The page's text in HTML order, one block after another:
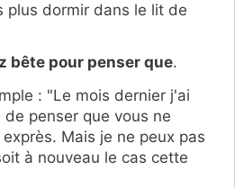
plus dormir dans le lit de
bête pour penser que.
: "Le mois dernier j'ai
penser que vous ne
Mais je ne peux pas
à nouveau le cas cette